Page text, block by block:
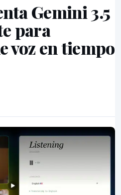
Gemini 3.5
para
voz en tiempo